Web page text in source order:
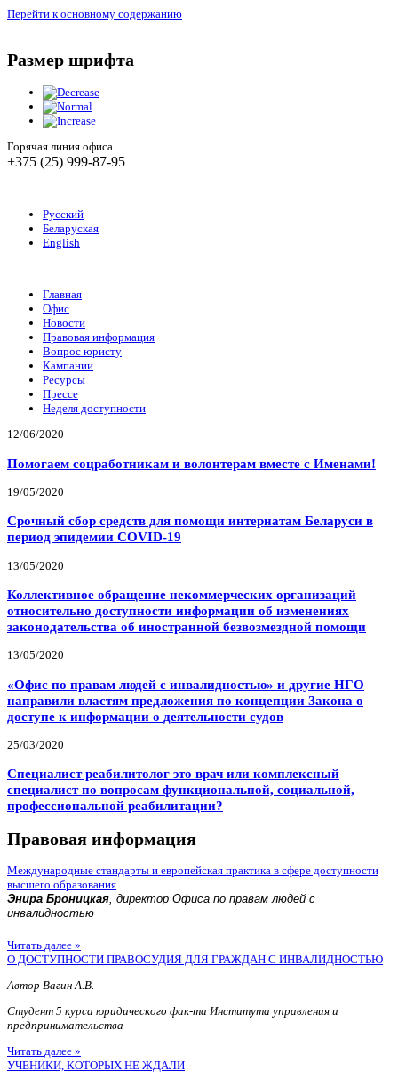
Перейти к основному содержанию
Размер шрифта
Горячая линия офиса
+375 (25) 999-87-95
Русский
Беларуская
English
Главная
Офис
Новости
Правовая информация
Вопрос юристу
Кампании
Ресурсы
Прессе
Неделя доступности
12/06/2020
Помогаем соцработникам и волонтерам вместе с Именами!
19/05/2020
Срочный сбор средств для помощи интернатам Беларуси в
период эпидемии COVID-19
13/05/2020
Коллективное обращение некоммерческих организаций
относительно доступности информации об изменениях
законодательства об иностранной безвозмездной помощи
13/05/2020
«Офис по правам людей с инвалидностью» и другие НГО
направили властям предложения по концепции Закона о
доступе к информации о деятельности судов
25/03/2020
Специалист реабилитолог это врач или комплексный
специалист по вопросам функциональной, социальной,
профессиональной реабилитации?
Правовая информация
Международные стандарты и европейская практика в сфере доступности
высшего образования
Энира Броницкая, директор Офиса по правам людей с
инвалидностью
Читать далее »
О ДОСТУПНОСТИ ПРАВОСУДИЯ ДЛЯ ГРАЖДАН С ИНВАЛИДНОСТЬЮ
Автор Вагин А.В.
Студент 5 курса юридического фак-та Института управления и
предпринимательства
Читать далее »
УЧЕНИКИ, КОТОРЫХ НЕ ЖДАЛИ